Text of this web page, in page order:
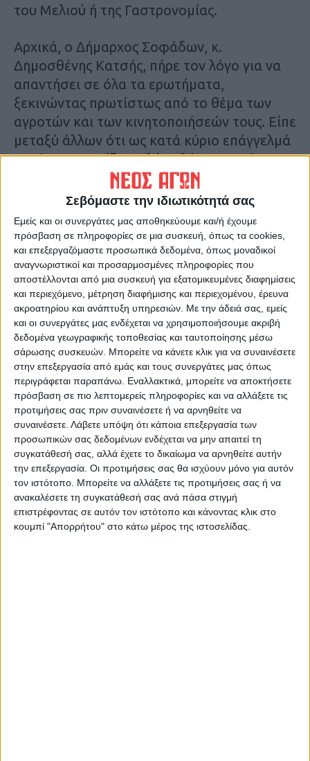
Σεβόμαστε την ιδιωτικότητά σας
Εμείς και οι συνεργάτες μας αποθηκεύουμε και/ή έχουμε
πρόσβαση σε πληροφορίες σε μια συσκευή, όπως τα cookies,
και επεξεργαζόμαστε προσωπικά δεδομένα, όπως μοναδικοί
αναγνωριστικοί και προσαρμοσμένες πληροφορίες που
αποστέλλονται από μια συσκευή για εξατομικευμένες διαφημίσεις
και περιεχόμενο, μέτρηση διαφήμισης και περιεχομένου, έρευνα
ακροατηρίου και ανάπτυξη υπηρεσιών. Με την άδειά σας, εμείς
και οι συνεργάτες μας ενδέχεται να χρησιμοποιήσουμε ακριβή
δεδομένα γεωγραφικής τοποθεσίας και ταυτοποίησης μέσω
σάρωσης συσκευών. Μπορείτε να κάνετε κλικ για να συναινέσετε
στην επεξεργασία από εμάς και τους συνεργάτες μας όπως
περιγράφεται παραπάνω. Εναλλακτικά, μπορείτε να αποκτήσετε
πρόσβαση σε πιο λεπτομερείς πληροφορίες και να αλλάξετε τις
προτιμήσεις σας πριν συναινέσετε ή να αρνηθείτε να
συναινέσετε. Λάβετε υπόψη ότι κάποια επεξεργασία των
προσωπικών σας δεδομένων ενδέχεται να μην απαιτεί τη
συγκατάθεσή σας, αλλά έχετε το δικαίωμα να αρνηθείτε αυτήν
την επεξεργασία. Οι προτιμήσεις σας θα ισχύουν μόνο για αυτόν
τον ιστότοπο. Μπορείτε να αλλάξετε τις προτιμήσεις σας ή να
ανακαλέσετε τη συγκατάθεσή σας ανά πάσα στιγμή
επιστρέφοντας σε αυτόν τον ιστότοπο και κάνοντας κλικ στο
κουμπί "Απορρήτου" στο κάτω μέρος της ιστοσελίδας.
του Μελιού ή της Γαστρονομίας.
Αρχικά, ο Δήμαρχος Σοφάδων, κ.
Δημοσθένης Κατσής, πήρε τον λόγο για να
απαντήσει σε όλα τα ερωτήματα,
ξεκινώντας πρωτίστως από το θέμα των
αγροτών και των κινητοποιήσεών τους. Είπε
μεταξύ άλλων ότι ως κατά κύριο επάγγελμά
αγρότης, γνωρίζει πολύ καλά την κατάσταση
που βιώνει τα τελευταία χρόνια ο αγροτικός
κόσμος μετά τις θεομηνίες που έπληξαν το
Νομό. «Ξέρουμε σε ποια κατάσταση
βρισκόμαστε. Κάποιοι παρακαλάνε να
εμφανιστεί μια τέτοια κακοκαιρία. Δεν
υπάρχει λογική όμως, να περιμένουμε μια
αποζημίωση. Πρέπει να κερδίζουμε χρήματα
από τις καλλιέργειές μας. Πέρα από τον
συντοπίτη Υπουργό (Κ. Τσιάρα), έχουμε την
τιμή δίπλα μας να είναι ένας μεγάλος,
έμπειρος αγροτοσυνδικαλιστής (Σ.
Γιαννακός)», σημείωσε χαρακτηριστικά.
Το καίριο θέμα των αγροτικών
κινητοποιήσεων
Όσον αφορά τον Υπουργό Αγροτικής
Ανάπτυξης Κώστα Τσιάρα, ο κ. Κατσής
πρόσθεσε ότι η πόρτα του Υπουργού είναι
πάντα ανοιχτή για διάλογο με οποιονδήποτε